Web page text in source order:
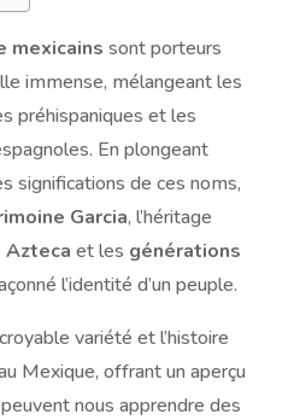
mexicains sont porteurs
immense, mélangeant les
préhispaniques et les
En plongeant
significations de ces noms,
Garcia, l’héritage
Azteca et les générations
l’identité d’un peuple.
variété et l’histoire
Mexique, offrant un aperçu
nous apprendre des